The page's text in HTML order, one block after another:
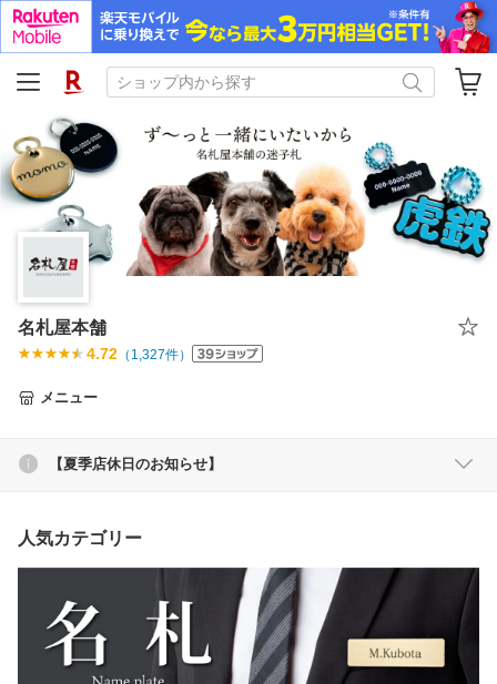
名札屋本舗
4.72 （ 1,327件）
メニュー
【夏季店休日のお知らせ】
人気カテゴリー